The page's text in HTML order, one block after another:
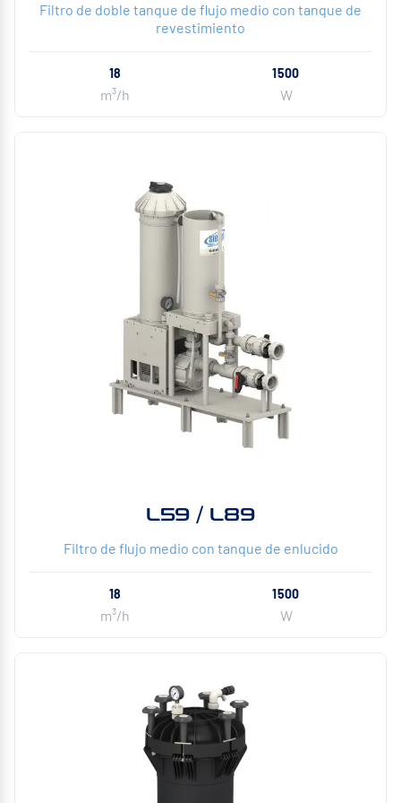
Filtro de doble tanque de flujo medio con tanque de
revestimiento
18
m³/h
1500
W
L59 / L89
Filtro de flujo medio con tanque de enlucido
18
m³/h
1500
W